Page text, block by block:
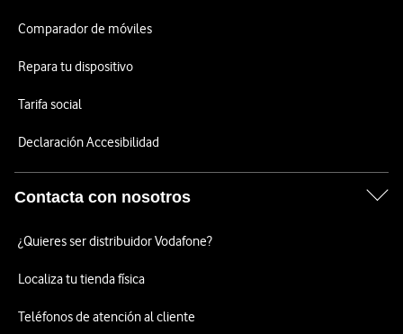
Comparador de móviles
Repara tu dispositivo
Tarifa social
Declaración Accesibilidad
Contacta con nosotros
¿Quieres ser distribuidor Vodafone?
Localiza tu tienda física
Teléfonos de atención al cliente